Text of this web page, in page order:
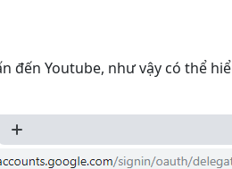
đến Youtube, như vậy có thể